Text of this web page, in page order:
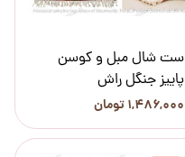
ست شال مبل و کوسن
پاییز جنگل راش
۱,۴۸۶,۰۰۰ تومان